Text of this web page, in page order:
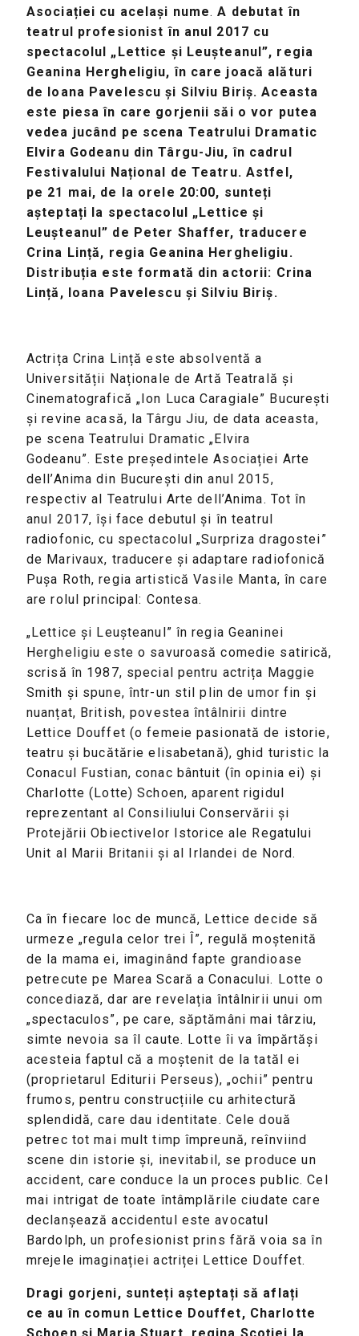
Asociației cu același nume.A debutat în
teatrul profesionist în anul 2017 cu
spectacolul „Lettice și Leușteanul”, regia
Geanina Hergheligiu, în care joacă alături
de Ioana Pavelescu și Silviu Biriș. Aceasta
este piesa în care gorjenii săi o vor putea
vedea jucând pe scena Teatrului Dramatic
Elvira Godeanu din Târgu-Jiu, în cadrul
Festivalului Național de Teatru. Astfel,
pe 21 mai, de la orele 20:00, sunteți
așteptați la spectacolul „Lettice și
Leușteanul” de Peter Shaffer, traducere
Crina Lință, regia Geanina Hergheligiu.
Distribuția este formată din actorii: Crina
Lință, Ioana Pavelescu și Silviu Biriș.
Actrița Crina Lință este absolventă a
Universității Naționale de Artă Teatrală și
Cinematografică „Ion Luca Caragiale” București
și revine acasă, la Târgu Jiu, de data aceasta,
pe scena Teatrului Dramatic „Elvira
Godeanu”. Este președintele Asociației Arte
dell’Anima din București din anul 2015,
respectiv al Teatrului Arte dell’Anima. Tot în
anul 2017, își face debutul și în teatrul
radiofonic, cu spectacolul „Surpriza dragostei”
de Marivaux, traducere și adaptare radiofonică
Pușa Roth, regia artistică Vasile Manta, în care
are rolul principal: Contesa.
„Lettice și Leușteanul” în regia Geaninei
Hergheligiu este o savuroasă comedie satirică,
scrisă în 1987, special pentru actrița Maggie
Smith și spune, într-un stil plin de umor fin și
nuanțat, British, povestea întâlnirii dintre
Lettice Douffet (o femeie pasionată de istorie,
teatru și bucătărie elisabetană), ghid turistic la
Conacul Fustian, conac bântuit (în opinia ei) și
Charlotte (Lotte) Schoen, aparent rigidul
reprezentant al Consiliului Conservării și
Protejării Obiectivelor Istorice ale Regatului
Unit al Marii Britanii și al Irlandei de Nord.
Ca în fiecare loc de muncă, Lettice decide să
urmeze „regula celor trei Î”, regulă moștenită
de la mama ei, imaginând fapte grandioase
petrecute pe Marea Scară a Conacului. Lotte o
concediază, dar are revelația întâlnirii unui om
„spectaculos”, pe care, săptămâni mai târziu,
simte nevoia sa îl caute. Lotte îi va împărtăși
acesteia faptul că a moștenit de la tatăl ei
(proprietarul Editurii Perseus), „ochii” pentru
frumos, pentru construcțiile cu arhitectură
splendidă, care dau identitate. Cele două
petrec tot mai mult timp împreună, reînviind
scene din istorie și, inevitabil, se produce un
accident, care conduce la un proces public. Cel
mai intrigat de toate întâmplările ciudate care
declanșează accidentul este avocatul
Bardolph, un profesionist prins fără voia sa în
mrejele imaginației actriței Lettice Douffet.
Dragi gorjeni, sunteți așteptați să aflați
ce au în comun Lettice Douffet, Charlotte